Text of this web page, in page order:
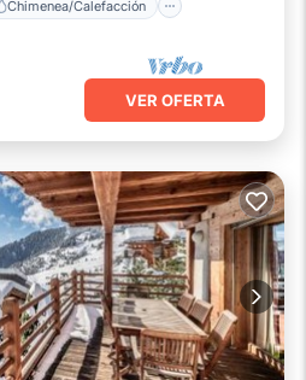
Chimenea/Calefacción
VER OFERTA